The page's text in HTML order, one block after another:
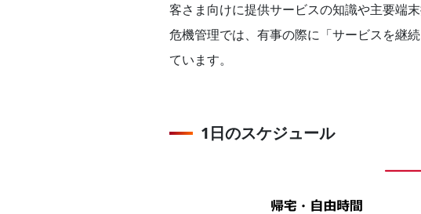
客さま向けに提供サービスの知識や主要端
危機管理では、有事の際に「サービスを継
ています。
1日のスケジュール